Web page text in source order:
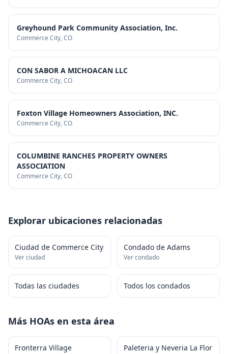
Greyhound Park Community Association, Inc.
Commerce City, CO
CON SABOR A MICHOACAN LLC
Commerce City, CO
Foxton Village Homeowners Association, INC.
Commerce City, CO
COLUMBINE RANCHES PROPERTY OWNERS
ASSOCIATION
Commerce City, CO
Explorar ubicaciones relacionadas
Ciudad de Commerce City
Ver ciudad
Condado de Adams
Ver condado
Todas las ciudades Todos los condados
Más HOAs en esta área
Fronterra Village
Paleteria y Neveria La Flor